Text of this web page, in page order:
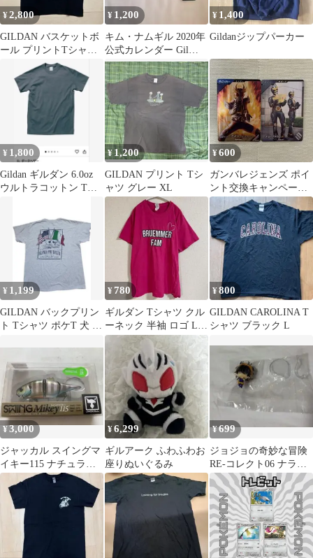
¥2,800
GILDAN バスケットボ
ール プリントTシャツ
ブラック Lサイズ
¥ 1,200
キム・ナムギル 2020年
公式カレンダー Gil
Veot
¥ 1,400
Gildanジップパーカー
¥ 1,800
Gildan ギルダン 6.0oz
ウルトラコットン Tシ
¥1,200
GILDAN プリント Tシ
ャツ グレー XL
¥600
ガンバレジェンズ ポイ
ント交換キャンペーン
アギト&ギル・アギト 2
枚セット
¥ 1,199
GILDAN バックプリン
ト Tシャツ ポケT 犬 星
¥ 780
ギルダン Tシャツ クル
ーネック 半袖 ロゴ L
桃 綿 日常
¥800
GILDAN CAROLINA T
シャツ ブラック L
¥3,000
ジャッカル スイングマ
イキー115 ナチュラル
ギル
¥6,299
ギルアーク ふわふわお
座りぬいぐるみ
¥699
ジョジョの奇妙な冒険
RE-コレクト06 ナラン
チャ・ギルガ